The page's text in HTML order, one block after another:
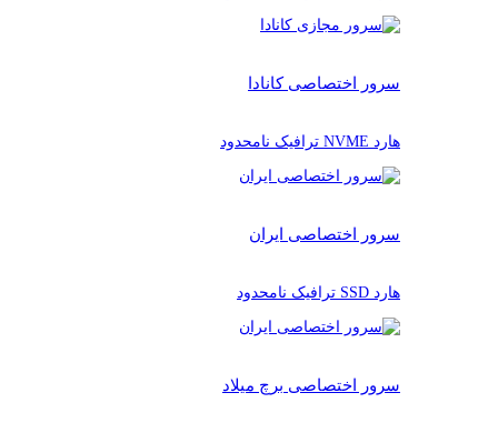
سرور اختصاصی کانادا
هارد NVME ترافیک نامحدود
سرور اختصاصی ایران
هارد SSD ترافیک نامحدود
سرور اختصاصی برچ میلاد